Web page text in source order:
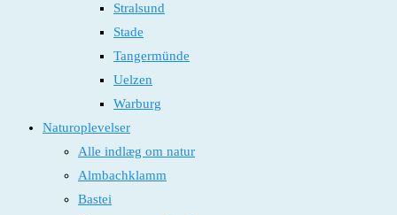
Stralsund
Stade
Tangermünde
Uelzen
Warburg
Naturoplevelser
Alle indlæg om natur
Almbachklamm
Bastei